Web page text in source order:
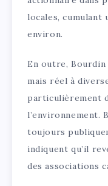
locales,
environ.
En outre,
mais réel à
particulièrement
l’environnement.
toujours
indiquent qu’il
des associations